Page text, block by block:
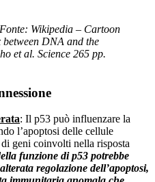
Wikipedia – Cartoon
between DNA and the
et al. Science 265 pp.
: Il p53 può influenzare la
l’apoptosi delle cellule
geni coinvolti nella risposta
funzione di p53 potrebbe
regolazione dell’apoptosi,